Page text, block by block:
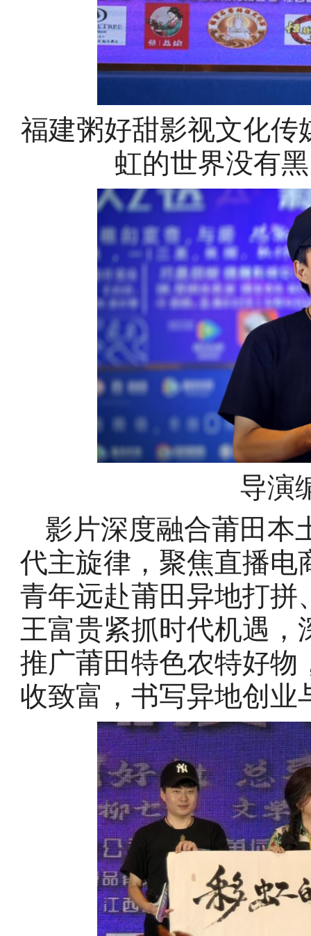
福建粥好甜影视文化传
虹的世界没有
导演
影片深度融合莆田本
代主旋律，聚焦直播电
青年远赴莆田异地打拼
王富贵紧抓时代机遇，
推广莆田特色农特好物
收致富，书写异地创业